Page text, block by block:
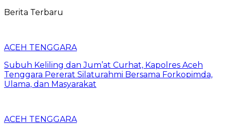
Berita Terbaru
ACEH TENGGARA
Subuh Keliling dan Jum’at Curhat, Kapolres Aceh
Tenggara Pererat Silaturahmi Bersama Forkopimda,
Ulama, dan Masyarakat
ACEH TENGGARA